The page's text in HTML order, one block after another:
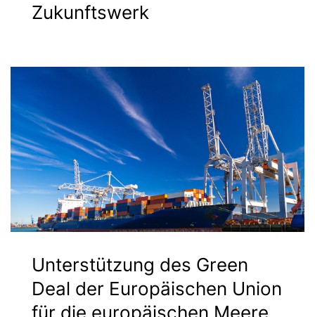
Zukunftswerk
Unterstützung des Green
Deal der Europäischen Union
für die europäischen Meere